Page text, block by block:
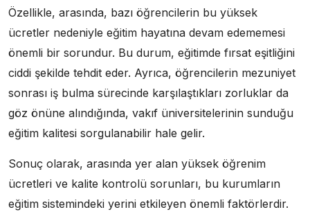
Özellikle, arasında, bazı öğrencilerin bu yüksek
ücretler nedeniyle eğitim hayatına devam edememesi
önemli bir sorundur. Bu durum, eğitimde fırsat eşitliğini
ciddi şekilde tehdit eder. Ayrıca, öğrencilerin mezuniyet
sonrası iş bulma sürecinde karşılaştıkları zorluklar da
göz önüne alındığında, vakıf üniversitelerinin sunduğu
eğitim kalitesi sorgulanabilir hale gelir.
Sonuç olarak, arasında yer alan yüksek öğrenim
ücretleri ve kalite kontrolü sorunları, bu kurumların
eğitim sistemindeki yerini etkileyen önemli faktörlerdir.